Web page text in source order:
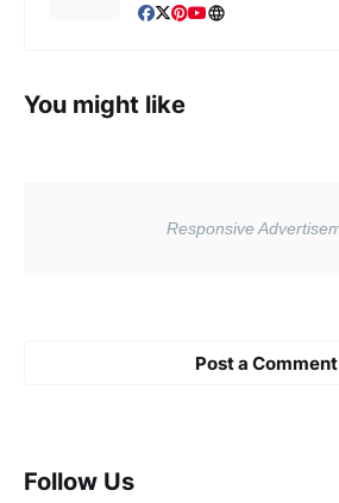
You might like
Post a Comment
Follow Us